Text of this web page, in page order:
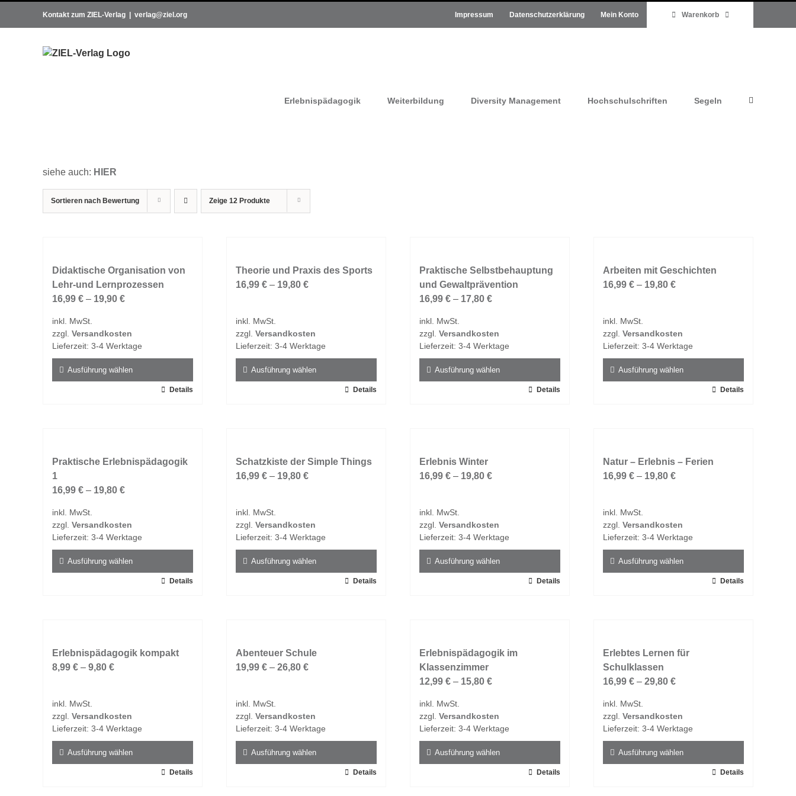
Kontakt zum ZIEL-Verlag verlag@ziel.org Impressum Datenschutzerklärung Mein Konto Warenkorb
Erlebnispädagogik Weiterbildung Diversity Management Hochschulschriften Segeln
siehe auch: HIER
Sortieren nach Bewertung Zeige 12 Produkte
Didaktische Organisation von
Lehr-und Lernprozessen
16,99 € – 19,90 €
inkl. MwSt.
zzgl. Versandkosten
Lieferzeit: 3-4 Werktage
Ausführung wählen
auf.
Die
Optionen
auf
der
gewählt
werden
Details
Theorie und Praxis des Sports
16,99 € – 19,80 €
inkl. MwSt.
zzgl. Versandkosten
Lieferzeit: 3-4 Werktage
Ausführung wählen
auf.
Die
auf
der
gewählt
werden
Details
Praktische Selbstbehauptung
und Gewaltprävention
16,99 € – 17,80 €
inkl. MwSt.
zzgl. Versandkosten
Lieferzeit: 3-4 Werktage
Ausführung wählen
auf.
Die
auf
der
gewählt
werden
Details
Arbeiten mit Geschichten
16,99 € – 19,80 €
inkl. MwSt.
zzgl. Versandkosten
Lieferzeit: 3-4 Werktage
Ausführung wählen
auf.
Die
auf
der
gewählt
werden
Details
Praktische Erlebnispädagogik
1
16,99 € – 19,80 €
inkl. MwSt.
zzgl. Versandkosten
Lieferzeit: 3-4 Werktage
Ausführung wählen
auf.
Die
auf
der
gewählt
werden
Details
Schatzkiste der Simple Things
16,99 € – 19,80 €
inkl. MwSt.
zzgl. Versandkosten
Lieferzeit: 3-4 Werktage
Ausführung wählen
auf.
Die
auf
der
gewählt
werden
Details
Erlebnis Winter
16,99 € – 19,80 €
inkl. MwSt.
zzgl. Versandkosten
Lieferzeit: 3-4 Werktage
Ausführung wählen
auf.
Die
Optionen
auf
der
gewählt
werden
Details
Natur – Erlebnis – Ferien
16,99 € – 19,80 €
inkl. MwSt.
zzgl. Versandkosten
Lieferzeit: 3-4 Werktage
Ausführung wählen
auf.
Die
Optionen
auf
der
gewählt
werden
Details
Erlebnispädagogik kompakt
8,99 € – 9,80 €
inkl. MwSt.
zzgl. Versandkosten
Lieferzeit: 3-4 Werktage
Ausführung wählen
Details
Abenteuer Schule
19,99 € – 26,80 €
inkl. MwSt.
zzgl. Versandkosten
Lieferzeit: 3-4 Werktage
Ausführung wählen
Details
Erlebnispädagogik im
Klassenzimmer
12,99 € – 15,80 €
inkl. MwSt.
zzgl. Versandkosten
Lieferzeit: 3-4 Werktage
Ausführung wählen
Details
Erlebtes Lernen für
Schulklassen
16,99 € – 29,80 €
inkl. MwSt.
zzgl. Versandkosten
Lieferzeit: 3-4 Werktage
Ausführung wählen
Details